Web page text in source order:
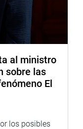
al ministro
sobre las
El
los posibles